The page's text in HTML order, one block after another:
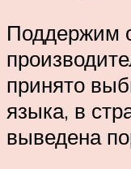
Поддержим
принято
языка, в
выведена